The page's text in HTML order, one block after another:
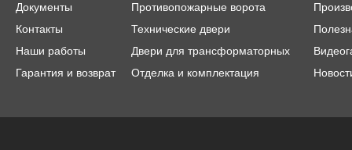
Документы
Контакты
Наши работы
Гарантия и возврат
Противопожарные ворота
Технические двери
Двери для трансформаторных
Отделка и комплектация